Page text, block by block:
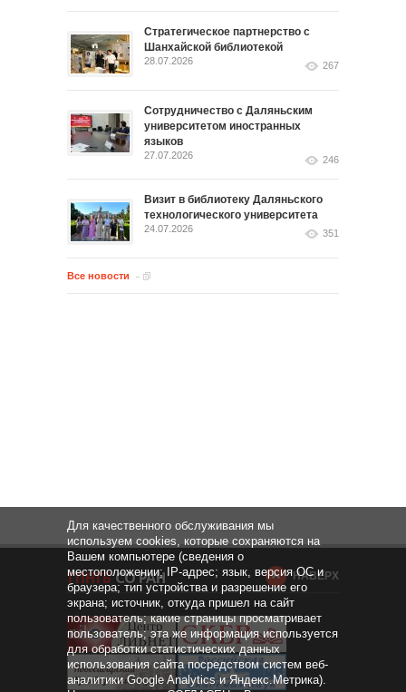
Стратегическое партнерство с
Шанхайской библиотекой
28.07.2026 267
Сотрудничество с Даляньским
университетом иностранных
языков
27.07.2026 246
Визит в библиотеку Даляньского
технологического университета
24.07.2026 351
Все новости
НАВЕРХ
Для качественного обслуживания мы
используем cookies, которые сохраняются на
Вашем компьютере (сведения о
местоположении; IP-адрес; язык, версия ОС и
браузера; тип устройства и разрешение его
экрана; источник, откуда пришел на сайт
пользователь; какие страницы просматривает
пользователь; эта же информация используется
для обработки статистических данных
использования сайта посредством систем веб-
аналитики Google Analytics и Яндекс.Метрика).